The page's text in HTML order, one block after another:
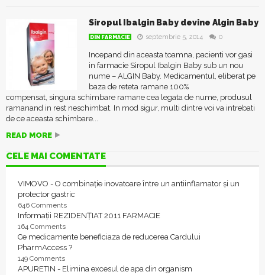
Siropul Ibalgin Baby devine Algin Baby
DIN FARMACIE septembrie 5, 2014 0
Incepand din aceasta toamna, pacienti vor gasi
in farmacie Siropul Ibalgin Baby sub un nou
nume – ALGIN Baby. Medicamentul, eliberat pe
baza de reteta ramane 100%
compensat, singura schimbare ramane cea legata de nume, produsul
ramanand in rest neschimbat. In mod sigur, multi dintre voi va intrebati
de ce aceasta schimbare...
READ MORE
CELE MAI COMENTATE
VIMOVO - O combinație inovatoare între un antiinflamator și un
protector gastric
646 Comments
Informații REZIDENȚIAT 2011 FARMACIE
164 Comments
Ce medicamente beneficiaza de reducerea Cardului
PharmAccess ?
149 Comments
APURETIN - Elimina excesul de apa din organism